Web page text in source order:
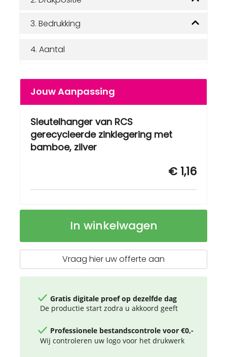
3. Bedrukking
4. Aantal
Jouw Aanpassing
Sleutelhanger van RCS
gerecycleerde zinklegering met
bamboe, zilver
€ 1,16
Sleutelhanger
gerecyclede
bamboe
Op
In winkelwagen
Vraag hier uw offerte aan
Gratis digitale proef op dezelfde dag
De productie start zodra u akkoord geeft
Professionele bestandscontrole voor €0,-
Wij controleren uw logo voor het drukwerk